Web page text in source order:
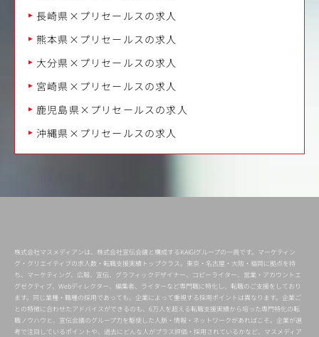
長崎県×プリセールスの求人
熊本県×プリセールスの求人
大分県×プリセールスの求人
宮崎県×プリセールスの求人
鹿児島県×プリセールスの求人
沖縄県×プリセールスの求人
株式会社マスメディアンは、株式会社宣伝会議と構成するKAIGIグループの一員です。マーケティン
グ・クリエイティブの求人数・転職支援実績トップクラス。東京・名古屋・大阪・福岡に拠点を持
ち、マーケティング、広報、宣伝、グラフィックデザイナー、コピーライター、営業・アカウントエ
グゼクティブ、Webディレクター、編集者、ライターなど専門職に特化し、転職のご支援をしており
ます。同じ業種・職種の採用であっても、企業によって重視する採用ポイントは異なります。企業ご
との特徴に合わせたアドバイスができるのも、6万人を超える転職支援実績から培った専門特化の転
職ノウハウと、宣伝会議のグループ力を駆使した人脈・情報・ネットワークがあればこそ。企業が選
考で注目しているポイントや、過去にどんな人がプラス評価・採用されているかなど、マスメディア